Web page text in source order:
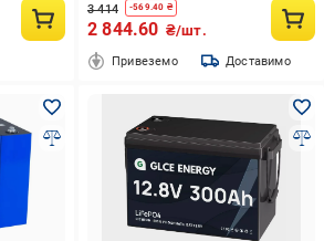
3 414 -569.40 ₴
2 844.60 ₴/шт.
Привеземо Доставимо